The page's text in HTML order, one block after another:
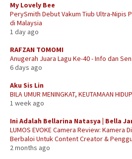
My Lovely Bee
PerySmith Debut Vakum Tiub Ultra-Nipis
di Malaysia
1 day ago
RAFZAN TOMOMI
Anugerah Juara Lagu Ke-40 - Info dan
6 days ago
Aku Sis Lin
BILA UMUR MENINGKAT, KEUTAMAAN
1 week ago
Ini Adalah Bellarina Natasya | Bella
LUMOS EVOKE Camera Review: Kamera
Berbaloi Untuk Content Creator &
2 months ago